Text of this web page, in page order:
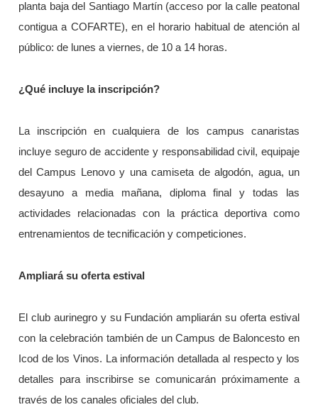
planta baja del Santiago Martín (acceso por la calle peatonal
contigua a COFARTE), en el horario habitual de atención al
público: de lunes a viernes, de 10 a 14 horas.
¿Qué incluye la inscripción?
La inscripción en cualquiera de los campus canaristas
incluye seguro de accidente y responsabilidad civil, equipaje
del Campus Lenovo y una camiseta de algodón, agua, un
desayuno a media mañana, diploma final y todas las
actividades relacionadas con la práctica deportiva como
entrenamientos de tecnificación y competiciones.
Ampliará su oferta estival
El club aurinegro y su Fundación ampliarán su oferta estival
con la celebración también de un Campus de Baloncesto en
Icod de los Vinos. La información detallada al respecto y los
detalles para inscribirse se comunicarán próximamente a
través de los canales oficiales del club.